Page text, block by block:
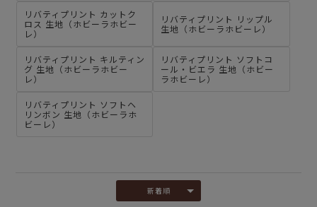
リバティプリント カットク
ロス 生地（ホビーラホビー
レ）
リバティプリント リップル
生地（ホビーラホビーレ）
リバティプリント キルティン
グ 生地（ホビーラホビー
レ）
リバティプリント ソフトコ
ール・ビエラ 生地（ホビー
ラホビーレ）
リバティプリント ソフトヘ
リンボン 生地（ホビーラホ
ビーレ）
新着順